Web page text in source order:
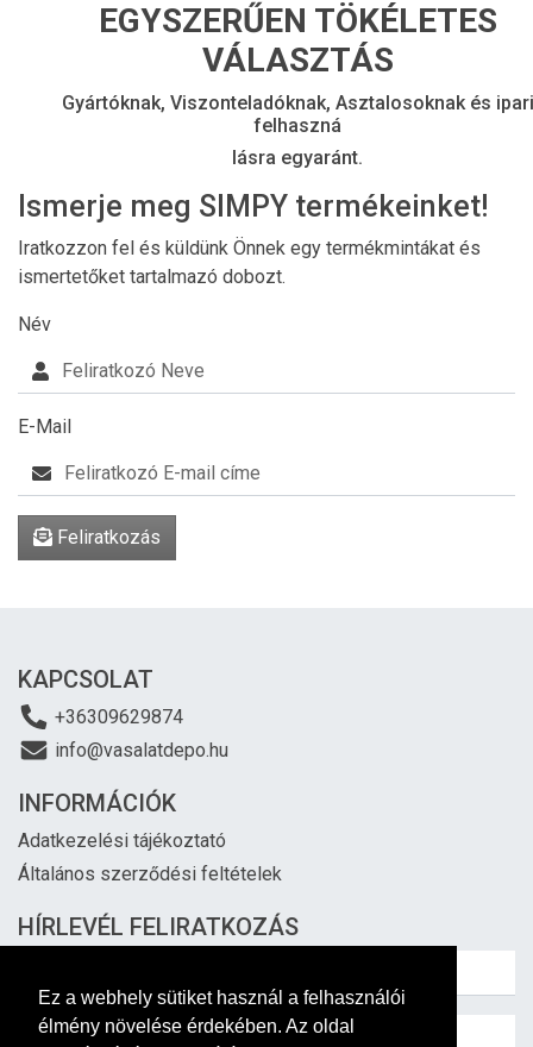
Ez a webhely sütiket használ a felhasználói
élmény növelése érdekében. Az oldal
EGYSZERŰEN TÖKÉLETES
VÁLASZTÁS
Gyártóknak, Viszonteladóknak, Asztalosoknak és ipari
felhaszná
lásra egyaránt.
Ismerje meg SIMPY termékeinket!
Iratkozzon fel és küldünk Önnek egy termékmintákat és
ismertetőket tartalmazó dobozt.
Név
E-Mail
Feliratkozás
KAPCSOLAT
+36309629874
info@vasalatdepo.hu
INFORMÁCIÓK
Adatkezelési tájékoztató
Általános szerződési feltételek
HÍRLEVÉL FELIRATKOZÁS